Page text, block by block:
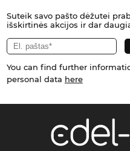
Suteik savo pašto dėžutei
išskirtinės akcijos ir dar
You can find further
personal data here